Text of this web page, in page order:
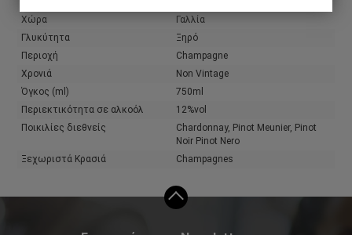
Χώρα
Γαλλία
Γλυκύτητα
Ξηρό
Περιοχή
Champagne
Χρονιά
Non Vintage
Όγκος (ml)
750ml
Περιεκτικότητα σε αλκοόλ
12%vol
Ποικιλίες διεθνείς
Chardonnay, Pinot Meunier, Pinot
Noir Pinot Nero
Ξεχωριστά Κρασιά
Champagnes